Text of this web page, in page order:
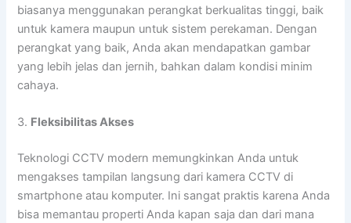
biasanya menggunakan perangkat berkualitas tinggi, baik
untuk kamera maupun untuk sistem perekaman. Dengan
perangkat yang baik, Anda akan mendapatkan gambar
yang lebih jelas dan jernih, bahkan dalam kondisi minim
cahaya.
3. Fleksibilitas Akses
Teknologi CCTV modern memungkinkan Anda untuk
mengakses tampilan langsung dari kamera CCTV di
smartphone atau komputer. Ini sangat praktis karena Anda
bisa memantau properti Anda kapan saja dan dari mana